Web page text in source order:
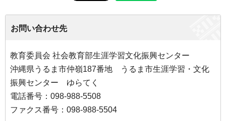
お問い合わせ先
教育委員会 社会教育部生涯学習文化振興センター
沖縄県うるま市仲嶺187番地 うるま市生涯学習・文化
振興センター ゆらてく
電話番号：098-988-5508
ファクス番号：098-988-5504